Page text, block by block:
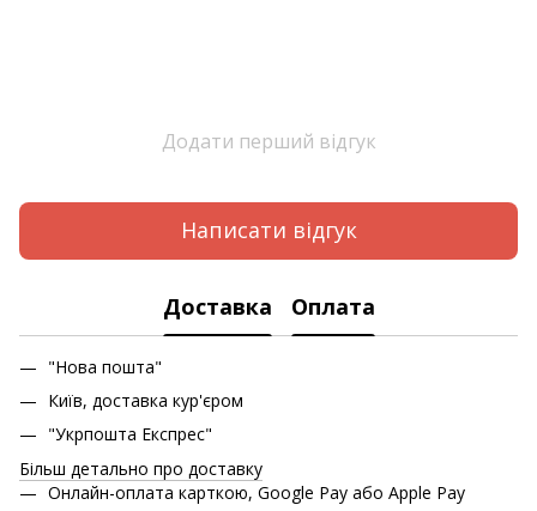
Додати перший відгук
Написати відгук
Доставка Оплата
"Нова пошта"
Київ, доставка кур'єром
"Укрпошта Експрес"
Більш детально про доставку
Онлайн-оплата карткою, Google Pay або Apple Pay